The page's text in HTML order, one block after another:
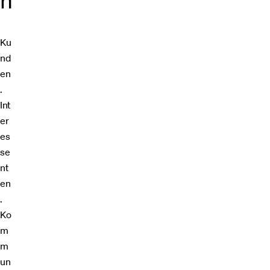
Ku
nd
en
.
Int
er
es
se
nt
en
.
Ko
m
m
un